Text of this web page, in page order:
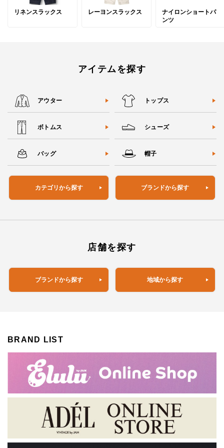
リネンスラックス レーヨンスラックス
ナイロンショートパ
ンツ
アイテムを探す
アウター トップス
ボトムス シューズ
バッグ 帽子
カテゴリから探す ブランドから探す
店舗を探す
ブランドから探す 地域から探す
BRAND LIST